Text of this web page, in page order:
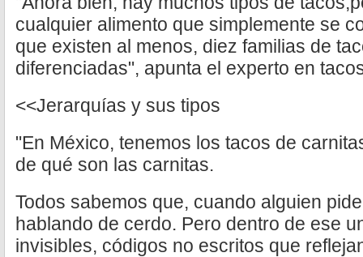
cualquier alimento que simplemente se
que existen al menos, diez familias de
diferenciadas", apunta el experto en
<<Jerarquías y sus tipos
"En México, tenemos los tacos de
de qué son las carnitas.
Todos sabemos que, cuando alguien
hablando de cerdo. Pero dentro de ese
invisibles, códigos no escritos que